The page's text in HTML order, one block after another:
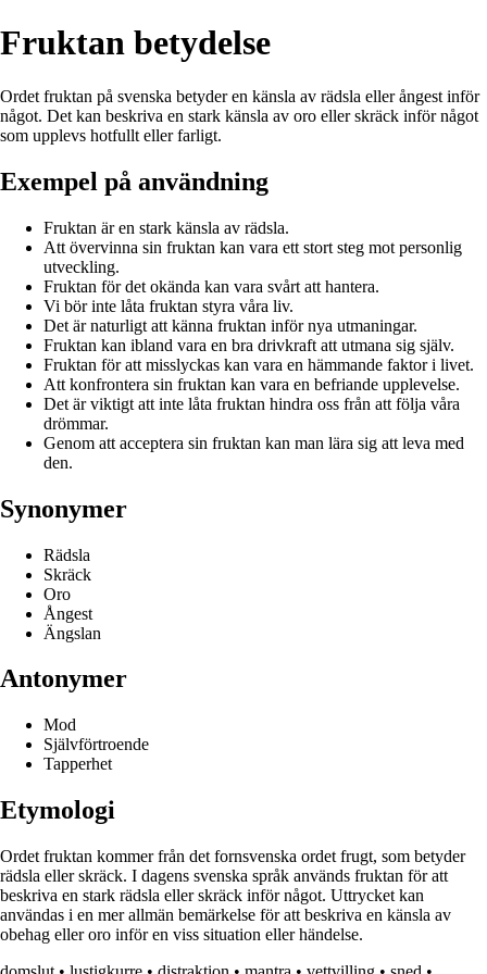
Fruktan betydelse
Ordet fruktan på svenska betyder en känsla av rädsla eller ångest inför
något. Det kan beskriva en stark känsla av oro eller skräck inför något
som upplevs hotfullt eller farligt.
Exempel på användning
Fruktan är en stark känsla av rädsla.
Att övervinna sin fruktan kan vara ett stort steg mot personlig
utveckling.
Fruktan för det okända kan vara svårt att hantera.
Vi bör inte låta fruktan styra våra liv.
Det är naturligt att känna fruktan inför nya utmaningar.
Fruktan kan ibland vara en bra drivkraft att utmana sig själv.
Fruktan för att misslyckas kan vara en hämmande faktor i livet.
Att konfrontera sin fruktan kan vara en befriande upplevelse.
Det är viktigt att inte låta fruktan hindra oss från att följa våra
drömmar.
Genom att acceptera sin fruktan kan man lära sig att leva med
den.
Synonymer
Rädsla
Skräck
Oro
Ångest
Ängslan
Antonymer
Mod
Självförtroende
Tapperhet
Etymologi
Ordet fruktan kommer från det fornsvenska ordet frugt, som betyder
rädsla eller skräck. I dagens svenska språk används fruktan för att
beskriva en stark rädsla eller skräck inför något. Uttrycket kan
användas i en mer allmän bemärkelse för att beskriva en känsla av
obehag eller oro inför en viss situation eller händelse.